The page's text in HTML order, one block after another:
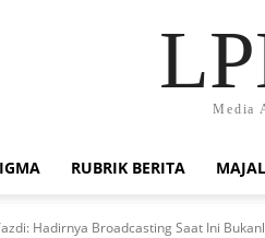
Media
RUBRIK BERITA
Hadirnya Broadcasting Saat Ini